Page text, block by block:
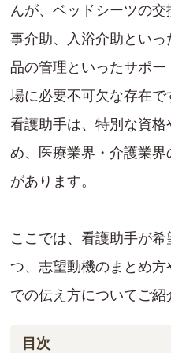
んが、ベッドシーツの
事介助、入浴介助とい
品の管理といったサポ
場に必要不可欠な存在で
看護助手は、特別な資
め、医療業界・介護業
があります。
ここでは、看護助手が
つ、志望動機のまとめ
での伝え方についてご紹
目次